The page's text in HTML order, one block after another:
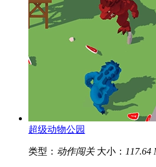
超级动物公园
类型： 动作闯关 大小： 117.64